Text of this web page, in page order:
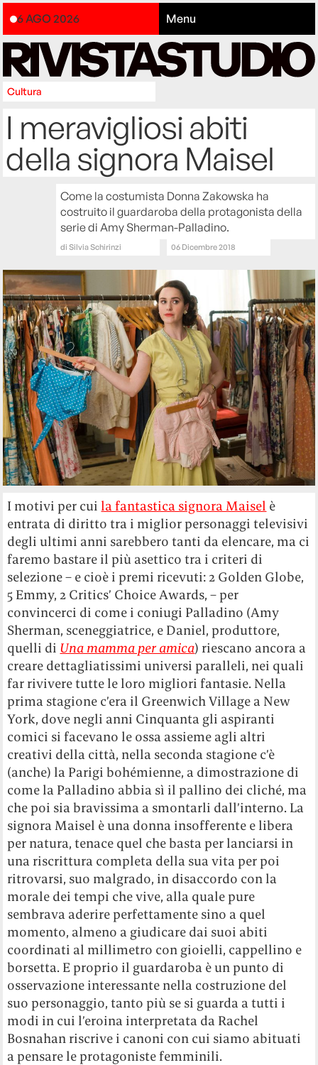
6 AGO 2026 Menu
Cultura
I meravigliosi abiti
della signora Maisel
Come la costumista Donna Zakowska ha
costruito il guardaroba della protagonista della
serie di Amy Sherman-Palladino.
diSilvia Schirinzi 06 Dicembre 2018
I motivi per cui la fantastica signora Maisel è
entrata di diritto tra i miglior personaggi televisivi
degli ultimi anni sarebbero tanti da elencare, ma ci
faremo bastare il più asettico tra i criteri di
selezione – e cioè i premi ricevuti: 2 Golden Globe,
5 Emmy, 2 Critics’ Choice Awards, – per
convincerci di come i coniugi Palladino (Amy
Sherman, sceneggiatrice, e Daniel, produttore,
quelli di Una mamma per amica) riescano ancora a
creare dettagliatissimi universi paralleli, nei quali
far rivivere tutte le loro migliori fantasie. Nella
prima stagione c’era il Greenwich Village a New
York, dove negli anni Cinquanta gli aspiranti
comici si facevano le ossa assieme agli altri
creativi della città, nella seconda stagione c’è
(anche) la Parigi bohémienne, a dimostrazione di
come la Palladino abbia sì il pallino dei cliché, ma
che poi sia bravissima a smontarli dall’interno. La
signora Maisel è una donna insofferente e libera
per natura, tenace quel che basta per lanciarsi in
una riscrittura completa della sua vita per poi
ritrovarsi, suo malgrado, in disaccordo con la
morale dei tempi che vive, alla quale pure
sembrava aderire perfettamente sino a quel
momento, almeno a giudicare dai suoi abiti
coordinati al millimetro con gioielli, cappellino e
borsetta. E proprio il guardaroba è un punto di
osservazione interessante nella costruzione del
suo personaggio, tanto più se si guarda a tutti i
modi in cui l’eroina interpretata da Rachel
Bosnahan riscrive i canoni con cui siamo abituati
a pensare le protagoniste femminili.